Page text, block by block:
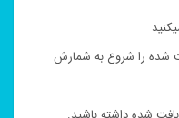
شده را شروع به شمارش